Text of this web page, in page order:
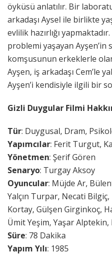
öyküsü anlatılır. Bir
arkadaşı Aysel ile birlikte
evlilik hazırlığı
problemi yaşayan Ayşen’in
komşusunun erkeklerle
Ayşen, iş arkadaşı Cem’le
Ayşen’i kendisiyle ilgili bir
Gizli Duygular Filmi
Tür: Duygusal, Dram,
Yapımcılar: Ferit Turgut,
Yönetmen: Şerif Gören
Senaryo: Turgay Aksoy
Oyuncular: Müjde Ar,
Yalçın Turpar, Necati
Kortay, Gülşen Girginkoç,
Ümit Yeşim, Yaşar
Süre: 78 Dakika
Yapım Yılı: 1985